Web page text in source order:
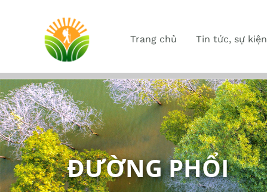
Trang chủ Tin tức, sự kiện
ĐƯỜNG PHỔI